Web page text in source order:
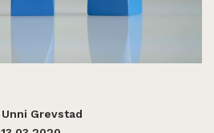
Unni Grevstad